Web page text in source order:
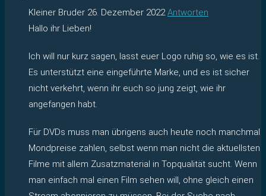
Kleiner Bruder 26. Dezember 2022 Antworten
Hallo ihr Lieben!
Ich will nur kurz sagen, lasst euer Logo ruhig so, wie es ist.
Es unterstützt eine eingeführte Marke, und es ist sicher
nicht verkehrt, wenn ihr euch so jung zeigt, wie ihr
angefangen habt.
Für DVDs muss man übrigens auch heute noch manchmal
Mondpreise zahlen, selbst wenn man nicht die aktuellsten
Filme mit allem Zusatzmaterial in Topqualität sucht. Wenn
man einfach mal einen Film sehen will, ohne gleich einen